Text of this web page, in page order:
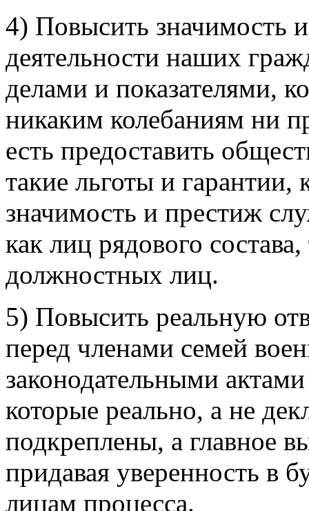
4) Повысить значимость
деятельности наших
делами и показателями,
никаким колебаниям ни
есть предоставить
такие льготы и гарантии,
значимость и престиж
как лиц рядового
должностных лиц.
5) Повысить реальную
перед членами семей
законодательными
которые реально, а не
подкреплены, а главное
придавая уверенность в
лицам процесса.